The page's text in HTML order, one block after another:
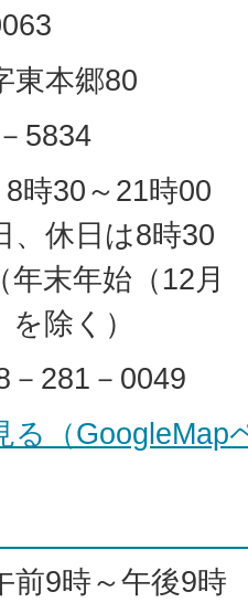
東本郷80
5834
時30～21時00
、休日は8時30
末年始（12月
除く）
281－0049
る（GoogleMap
前9時～午後9時